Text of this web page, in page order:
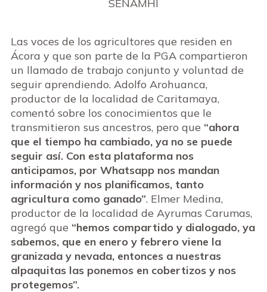
SENAMHI
Las voces de los agricultores que residen en
Ácora y que son parte de la PGA compartieron
un llamado de trabajo conjunto y voluntad de
seguir aprendiendo. Adolfo Arohuanca,
productor de la localidad de Caritamaya,
comentó sobre los conocimientos que le
transmitieron sus ancestros, pero que “ahora
que el tiempo ha cambiado, ya no se puede
seguir así. Con esta plataforma nos
anticipamos, por Whatsapp nos mandan
información y nos planificamos, tanto
agricultura como ganado”. Elmer Medina,
productor de la localidad de Ayrumas Carumas,
agregó que “hemos compartido y dialogado, ya
sabemos, que en enero y febrero viene la
granizada y nevada, entonces a nuestras
alpaquitas las ponemos en cobertizos y nos
protegemos”.